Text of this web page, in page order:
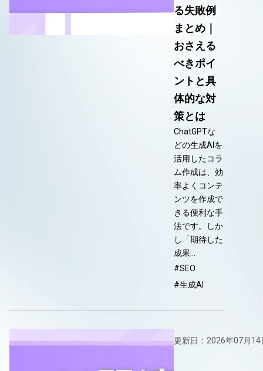
る失敗例
まとめ｜
おさえる
べきポイ
ントと具
体的な対
策とは
ChatGPTな
どの生成AIを
活用したコラ
ム作成は、効
率よくコンテ
ンツを作成で
きる便利な手
法です。しか
し「期待した
成果…
#SEO
#生成AI
更新日：2026年07月14